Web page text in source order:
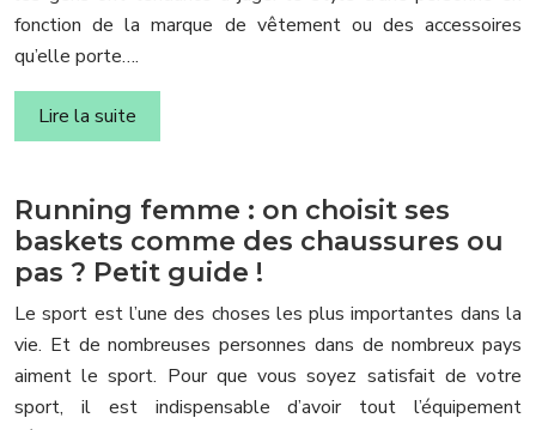
fonction de la marque de vêtement ou des accessoires
qu’elle porte….
Lire la suite
Running femme : on choisit ses
baskets comme des chaussures ou
pas ? Petit guide !
Le sport est l’une des choses les plus importantes dans la
vie. Et de nombreuses personnes dans de nombreux pays
aiment le sport. Pour que vous soyez satisfait de votre
sport, il est indispensable d’avoir tout l’équipement